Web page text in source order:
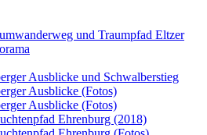
und Traumpfad Eltzer
Ausblicke und Schwalberstieg
Ausblicke (Fotos)
Ausblicke (Fotos)
Ehrenburg (2018)